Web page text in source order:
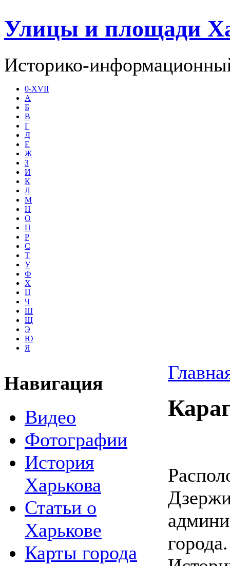
Улицы и площади
Историко-
0-XVII
А
Б
В
Г
Д
Е
Ж
З
И
К
Л
М
Н
О
П
Р
С
Т
У
Ф
Х
Ц
Ч
Ш
Щ
Э
Ю
Я
Навигация
Видео
Фотографии
История
Харькова
Статьи о
Харькове
Карты города
города.